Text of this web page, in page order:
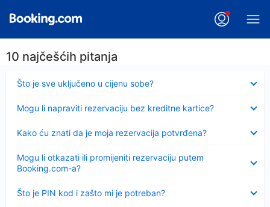
10 najčešćih pitanja
Što je sve uključeno u cijenu sobe?
Sažeto
Mogu li napraviti rezervaciju bez kreditne kartice?
Kako ću znati da je moja rezervacija potvrđena?
Mogu li otkazati ili promijeniti rezervaciju putem
Booking.com-a?
Što je PIN kod i zašto mi je potreban?
Sažeto